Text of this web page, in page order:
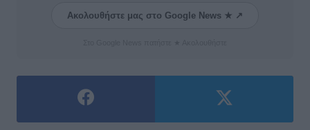
Ακολουθήστε μας στο Google News ★ ↗